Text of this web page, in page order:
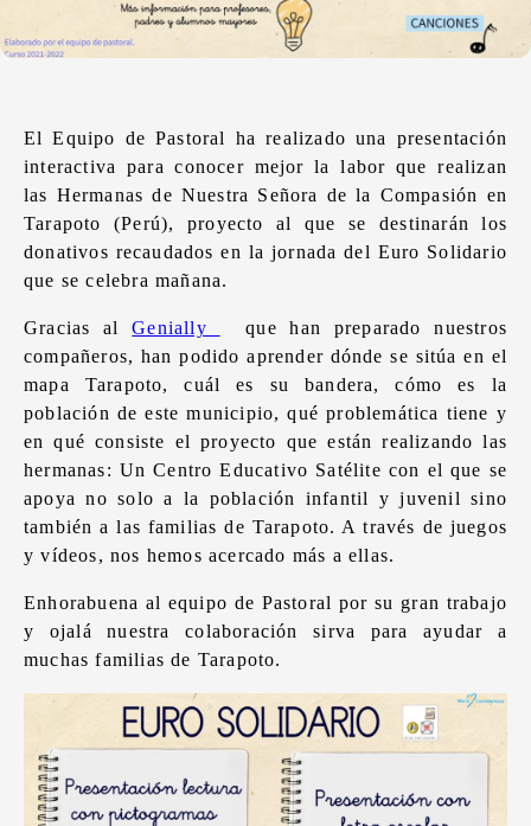
El Equipo de Pastoral ha realizado una presentación
interactiva para conocer mejor la labor que realizan
las Hermanas de Nuestra Señora de la Compasión en
Tarapoto (Perú), proyecto al que se destinarán los
donativos recaudados en la jornada del Euro Solidario
que se celebra mañana.
Gracias alGenially
que han preparado nuestros
compañeros, han podido aprender dónde se sitúa en el
mapa Tarapoto, cuál es su bandera, cómo es la
población de este municipio, qué problemática tiene y
en qué consiste el proyecto que están realizando las
hermanas: Un Centro Educativo Satélite con el que se
apoya no solo a la población infantil y juvenil sino
también a las familias de Tarapoto. A través de juegos
y vídeos, nos hemos acercado más a ellas.
Enhorabuena al equipo de Pastoral por su gran trabajo
y ojalá nuestra colaboración sirva para ayudar a
muchas familias de Tarapoto.